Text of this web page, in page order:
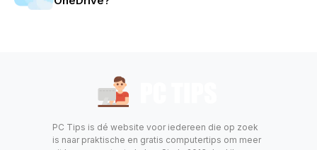
PC Tips is dé website voor iedereen die op zoek
is naar praktische en gratis computertips om meer